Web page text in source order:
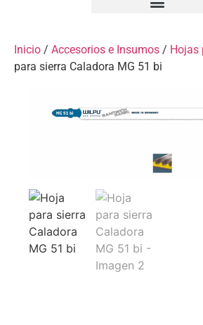
Inicio / Accesorios e Insumos / Hojas
para sierra Caladora MG 51 bi